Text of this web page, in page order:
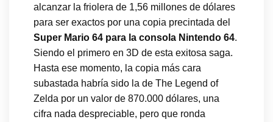
alcanzar la friolera de 1,56 millones de dólares
para ser exactos por una copia precintada del
Super Mario 64 para la consola Nintendo 64.
Siendo el primero en 3D de esta exitosa saga.
Hasta ese momento, la copia más cara
subastada habría sido la de The Legend of
Zelda por un valor de 870.000 dólares, una
cifra nada despreciable, pero que ronda